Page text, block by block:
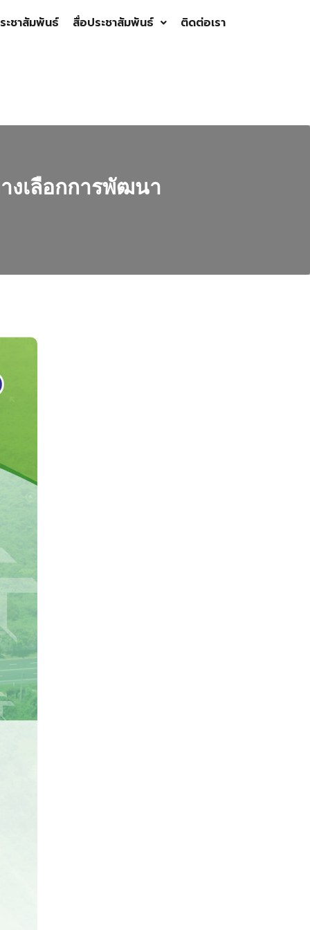
ะชาสัมพันธ์ สื่อประชาสัมพันธ์ ติดต่อเรา
งเลือกการพัฒนา